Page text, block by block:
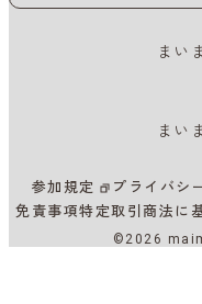
まい
まい
参加規定
プライバシ
免責事項特定取引商法に
©2026